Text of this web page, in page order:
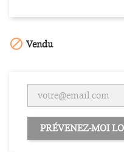
 Vendu
PRÉVENEZ-MOI